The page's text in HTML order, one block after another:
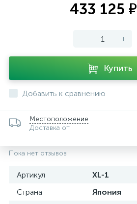
433 125 ₽
- +
Купить
Добавить к сравнению
Местоположение
Доставка от
Пока нет отзывов
Артикул
XL-1
Страна
Япония